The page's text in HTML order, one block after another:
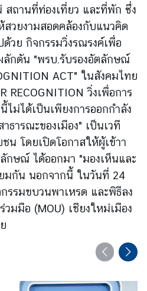
สถานที่ท่องเที่ยว และที่พัก ซึ่ง
วยงามสอดคล้องกับแนวคิด
วย กิจกรรมวิ่งรณรงค์เพื่อ
ลักดัน "พรบ.รับรองอัตลักษณ์
ACT" ในสังคมไทย
RECOGNITION วิ่งเพื่อการ
ไม่ได้เป็นเพียงการออกกำลัง
ารณะของเมือง" เป็นเวที
น โดยเปิดโอกาสให้ผู้เข้าา
กษณ์ ได้ออกมา "มองเห็นและ
มกัน นอกจากนี้ ในวันที่ 24
รมขบวนพาเหรด และพิธีลง
มมือ (MOU) เชียงใหม่เมือง